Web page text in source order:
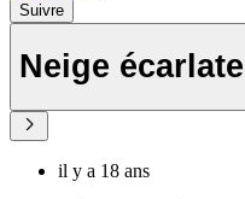
Suivre
Neige
il y a 18 ans